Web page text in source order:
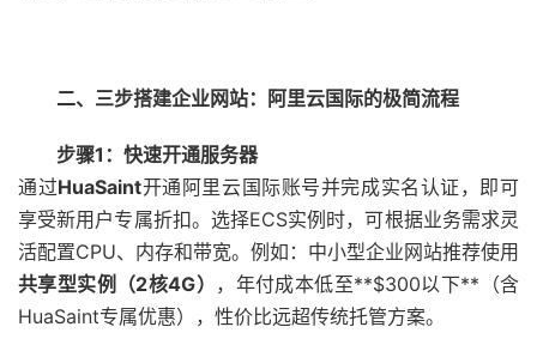
二、三步搭建企业网站：阿里云国际的极简流程
步骤1 ：快速开通服务器
通过HuaSaint开通阿里云国际账号并完成实名认证，即可
享受新用户专属折扣。选择ECS实例时，可根据业务需求灵
活配置CPU、内存和带宽。例如：中小型企业网站推荐使用
共享型实例（2核4G） ，年付成本低至**$300以下**（含
HuaSaint专属优惠），性价比远超传统托管方案。